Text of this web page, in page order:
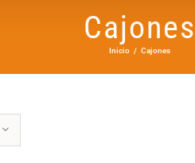
Cajones
Inicio Cajones